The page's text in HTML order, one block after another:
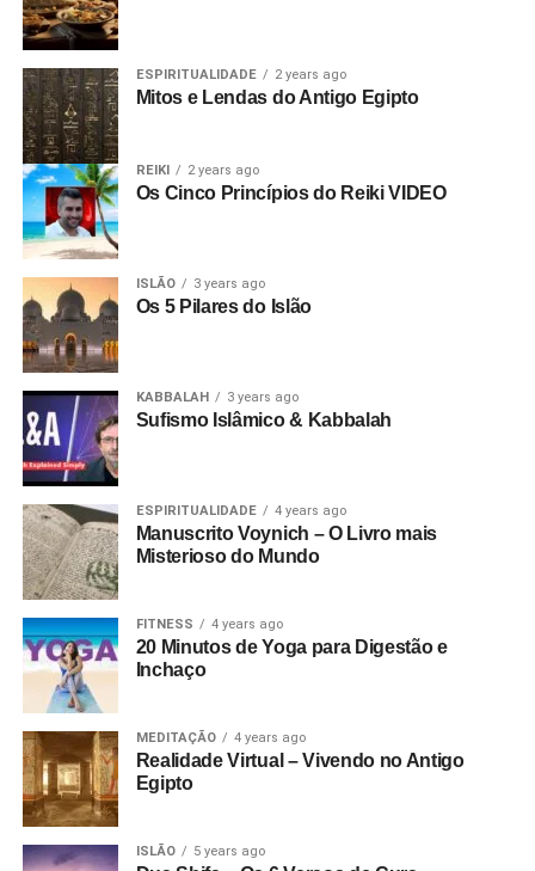
ESPIRITUALIDADE 2 years ago
Mitos e Lendas do Antigo Egipto
REIKI 2 years ago
Os Cinco Princípios do Reiki VIDEO
ISLÃO 3 years ago
Os 5 Pilares do Islão
KABBALAH 3 years ago
Sufismo Islâmico & Kabbalah
ESPIRITUALIDADE 4 years ago
Manuscrito Voynich – O Livro mais
Misterioso do Mundo
FITNESS 4 years ago
20 Minutos de Yoga para Digestão e
Inchaço
MEDITAÇÃO 4 years ago
Realidade Virtual – Vivendo no Antigo
Egipto
ISLÃO 5 years ago